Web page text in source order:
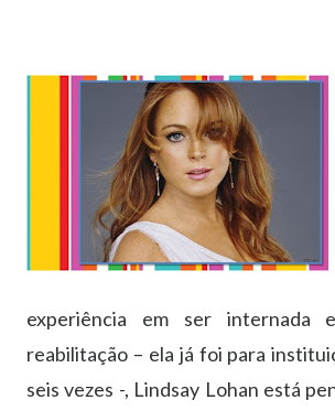
experiência em ser internada
reabilitação – ela já foi para
seis vezes -, Lindsay Lohan está